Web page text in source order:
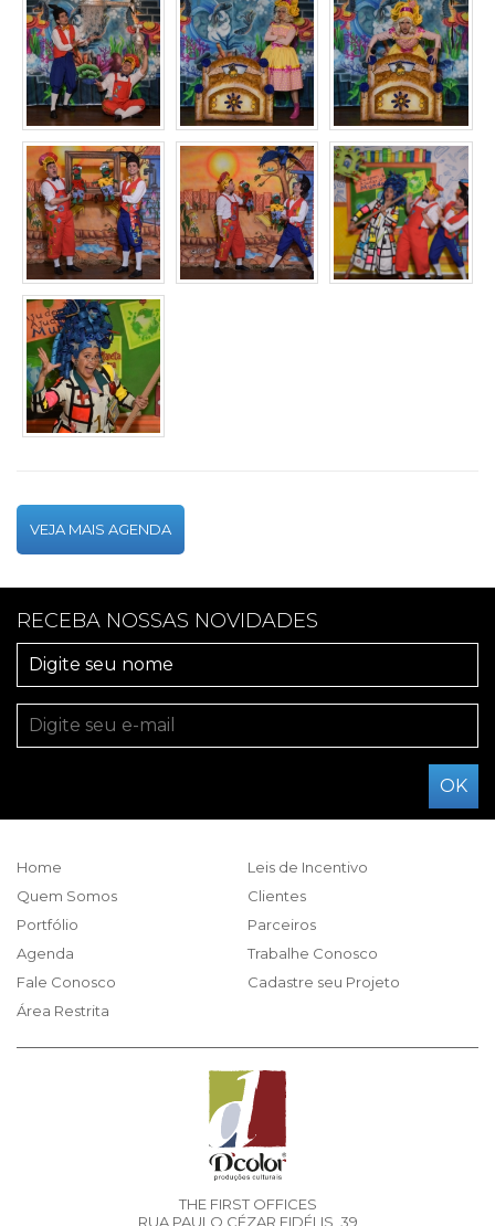
VEJA MAIS AGENDA
RECEBA NOSSAS NOVIDADES
Home
Quem Somos
Portfólio
Leis de Incentivo
Clientes
Parceiros
Agenda
Fale Conosco
Área Restrita
Trabalhe Conosco
Cadastre seu Projeto
THE FIRST OFFICES
RUA PAULO CÉZAR FIDÉLIS, 39